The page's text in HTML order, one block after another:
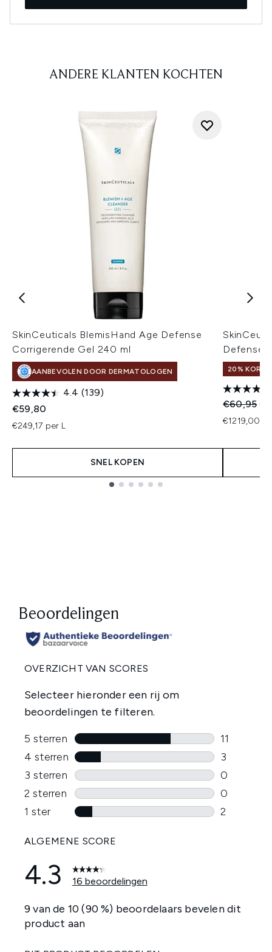
ANDERE KLANTEN KOCHTEN
SkinCeuticals BlemisHand Age Defense
Corrigerende Gel 240 ml
AANBEVOLEN DOOR DERMATOLOGEN
4.4 (139)
€59,80
€249,17 per L
SNEL KOPEN
Defense
20%
€60,95
€1219,00